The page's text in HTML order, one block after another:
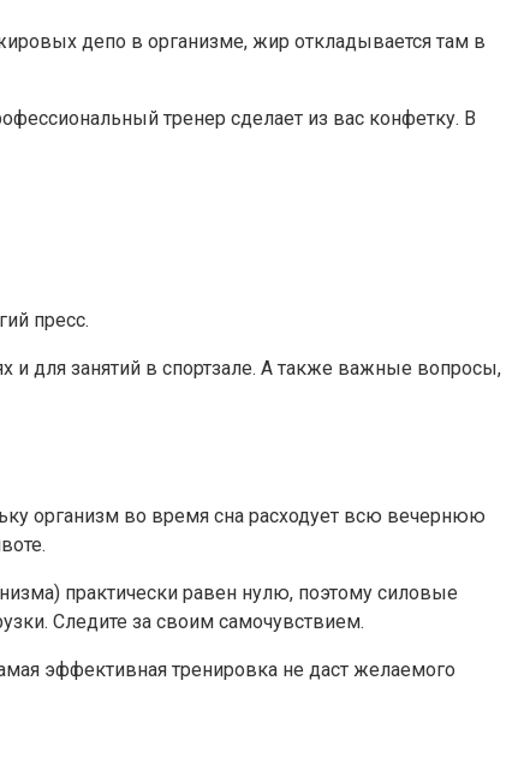
депо в организме, жир откладывается там в
тренер сделает из вас конфетку. В
пресс.
для занятий в спортзале. А также важные вопросы,
организм во время сна расходует всю вечернюю
практически равен нулю, поэтому силовые
Следите за своим самочувствием.
эффективная тренировка не даст желаемого